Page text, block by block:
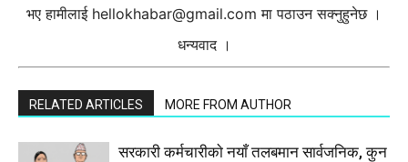
भए हामीलाई hellokhabar@gmail.com मा पठाउन सक्नुहुनेछ ।
धन्यवाद ।
RELATED ARTICLES MORE FROM AUTHOR
सरकारी कर्मचारीकाे नयाँ तलबमान सार्वजनिक, कुन